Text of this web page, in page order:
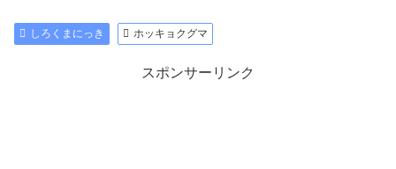
しろくまにっき ホッキョクグマ
スポンサーリンク